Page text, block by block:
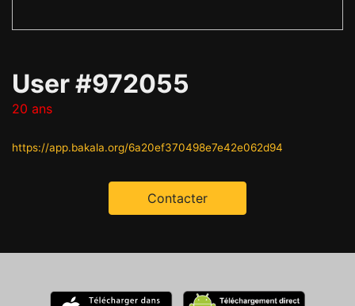
User #972055
20 ans
https://app.bakala.org/6a20ef370498e7e42e062d94
Contacter